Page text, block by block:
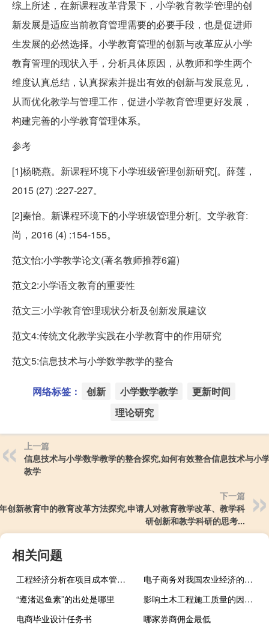
综上所述，在新课程改革背景下，小学教育教学管理的创
新发展是适应当前教育管理需要的必要手段，也是促进师
生发展的必然选择。小学教育管理的创新与改革应从小学
教育管理的现状入手，分析具体原因，从教师和学生两个
维度认真总结，认真探索并提出有效的创新与发展意见，
从而优化教学与管理工作，促进小学教育管理更好发展，
构建完善的小学教育管理体系。
参考
[1]杨晓燕。新课程环境下小学班级管理创新研究[。薛莲，
2015 (27) :227-227。
[2]秦怡。新课程环境下的小学班级管理分析[。文学教育:
尚，2016 (4) :154-155。
范文怡:小学教学论文(著名教师推荐6篇)
范文2:小学语文教育的重要性
范文三:小学教育管理现状分析及创新发展建议
范文4:传统文化教学实践在小学教育中的作用研究
范文5:信息技术与小学数学教学的整合
网络标签： 创新 小学数学教学
更新时间
理论研究
上一篇
信息技术与小学数学教学的整合探究,如何有效整合信息技术与小
教学
下一篇
创新教育中的教育改革方法探究,申请人对教育教学改革、教学科
研创新和教学科研的思考...
相关问题
工程经济分析在项目成本管理中的应用,机会成本在工程经济分析中有几个方面的应用。
电子商务对我国农业经济的影响,农业电子商务的作用
“遵渚迟鱼素”的出处是哪里
影响土木工程施工质量的因素与提升措施,土木工程质量控制的主要问题是什么
电商毕业设计任务书
哪家券商佣金最低